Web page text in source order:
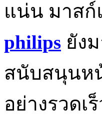
แน่น มาสก์
philips ยัง
สนับสนุนห
อย่างรวดเร็